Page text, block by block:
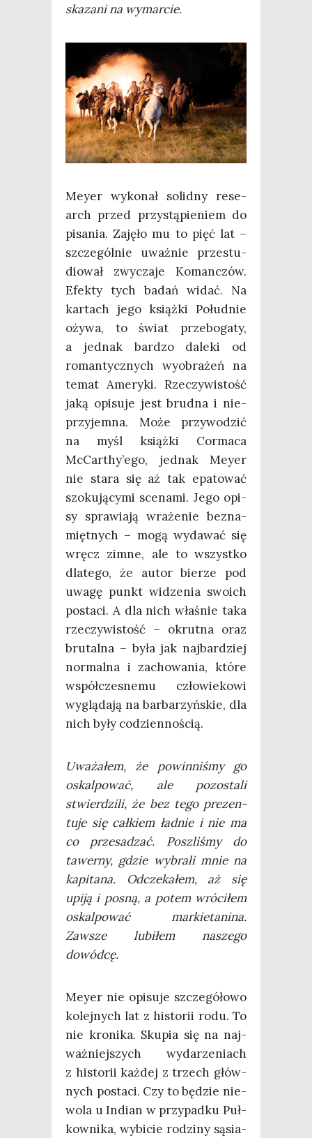
ska­za­ni na wymarcie.
Mey­er wyko­nał solid­ny rese­
arch przed przy­stą­pie­niem do
pisa­nia. Zaję­ło mu to pięć lat –
szcze­gól­nie uważ­nie prze­stu­
dio­wał zwy­cza­je Koman­czów.
Efek­ty tych badań widać. Na
kar­tach jego książ­ki Połu­dnie
oży­wa, to świat prze­bo­ga­ty,
a jed­nak bar­dzo dale­ki od
roman­tycz­nych wyobra­żeń na
temat Ame­ry­ki. Rze­czy­wi­stość
jaką opi­su­je jest brud­na i nie­
przy­jem­na. Może przy­wo­dzić
na myśl książ­ki Cor­ma­ca
McCarthy’ego, jed­nak Mey­er
nie sta­ra się aż tak epa­to­wać
szo­ku­ją­cy­mi sce­na­mi. Jego opi­
sy spra­wia­ją wra­że­nie bez­na­
mięt­nych – mogą wyda­wać się
wręcz zim­ne, ale to wszyst­ko
dla­te­go, że autor bie­rze pod
uwa­gę punkt widze­nia swo­ich
posta­ci. A dla nich wła­śnie taka
rze­czy­wi­stość – okrut­na oraz
bru­tal­na – była jak naj­bar­dziej
nor­mal­na i zacho­wa­nia, któ­re
współ­cze­sne­mu czło­wie­ko­wi
wyglą­da­ją na bar­ba­rzyń­skie, dla
nich były codziennością.
Uwa­ża­łem, że powin­ni­śmy go
oskal­po­wać, ale pozo­sta­li
stwier­dzi­li, że bez tego pre­zen­
tu­je się cał­kiem ład­nie i nie ma
co prze­sa­dzać. Poszli­śmy do
tawer­ny, gdzie wybra­li mnie na
kapi­ta­na. Odcze­ka­łem, aż się
upi­ją i posną, a potem wró­ci­łem
oskal­po­wać mar­kie­ta­ni­na.
Zawsze lubi­łem nasze­go
dowódcę.
Mey­er nie opi­su­je szcze­gó­ło­wo
kolej­nych lat z histo­rii rodu. To
nie kro­ni­ka. Sku­pia się na naj­
waż­niej­szych wyda­rze­niach
z histo­rii każ­dej z trzech głów­
nych posta­ci. Czy to będzie nie­
wo­la u Indian w przy­pad­ku Puł­
kow­ni­ka, wybi­cie rodzi­ny sąsia­